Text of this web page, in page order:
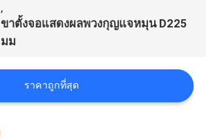
,
ขาตั้งจอแสดงผลพวงกุญแจหมุน D225
มม
ราคาถูกที่สุด